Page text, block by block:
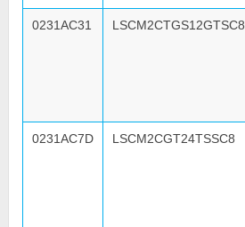
0231AC31 LSCM2CTGS12GTSC8
0231AC7D LSCM2CGT24TSSC8